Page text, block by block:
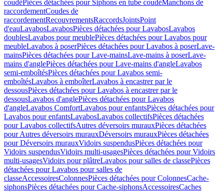
coudéPièces détachées pour Siphons en tube coudéManchons de
raccordementCoudes de
raccordementRecouvrementsRaccordsJointsPoint
d'eauLavabosLavabosPièces détachées pour LavabosLavabos
doublesLavabos pour meublePièces détachées pour Lavabos pour
meubleLavabos à poserPièces détachées pour Lavabos à poserLave-
mainsPièces détachées pour Lave-mainsLave-mains à poserLave-
mains d'anglePièces détachées pour Lave-mains d'angleLavabos
semi-emboîtésPièces détachées pour Lavabos semi-
emboîtésLavabos à emboîterLavabos à encastrer par le
dessousPièces détachées pour Lavabos à encastrer par le
dessousLavabos d'anglePièces détachées pour Lavabos
d'angleLavabos ComfortLavabos pour enfantsPièces détachées pour
Lavabos pour enfantsLavabosLavabos collectifsPièces détachées
pour Lavabos collectifsAutres déversoirs murauxPièces détachées
pour Autres déversoirs murauxDéversoirs murauxPièces détachées
pour Déversoirs murauxVidoirs suspendusPièces détachées pour
Vidoirs suspendusVidoirs multi-usagesPièces détachées pour Vidoirs
multi-usagesVidoirs pour plâtreLavabos pour salles de classePièces
détachées pour Lavabos pour salles de
classeAccessoiresColonnesPièces détachées pour ColonnesCache-
siphonsPièces détachées pour Cache-siphonsAccessoiresCaches